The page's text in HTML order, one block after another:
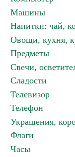
Машины
Напитки: чай,
Овощи, кухня,
Предметы
Свечи,
Сладости
Телевизор
Телефон
Украшения,
Флаги
Часы